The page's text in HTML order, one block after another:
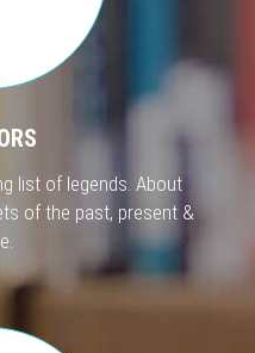
list of legends. About
of the past, present &